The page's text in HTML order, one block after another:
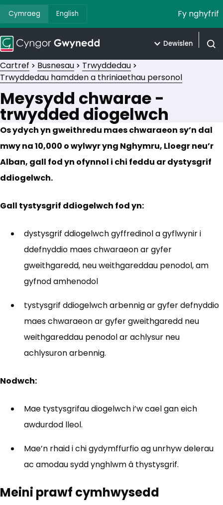
Cymraeg English Fy nghyfrif
Dewislen
Cartref Busnesau
Trwyddedau
Trwyddedau hamdden a thriniaethau personol
Meysydd chwarae -
trwydded diogelwch
Os ydych yn gweithredu maes chwaraeon sy’n dal
mwy na 10,000 o wylwyr yng Nghymru, Lloegr neu’r
Alban, gall fod yn ofynnol i chi feddu ar dystysgrif
ddiogelwch.
Gall tystysgrif ddiogelwch fod yn:
dystysgrif ddiogelwch gyffredinol a gyflwynir i
ddefnyddio maes chwaraeon ar gyfer
gweithgaredd, neu weithgareddau penodol, am
gyfnod amhenodol
tystysgrif ddiogelwch arbennig ar gyfer defnyddio
maes chwaraeon ar gyfer gweithgaredd neu
weithgareddau penodol ar achlysur neu
achlysuron arbennig.
Nodwch:
Mae tystysgrifau diogelwch i’w cael gan eich
awdurdod lleol.
Mae’n rhaid i chi gydymffurfio ag unrhyw delerau
ac amodau sydd ynghlwm â thystysgrif.
Meini prawf cymhwysedd